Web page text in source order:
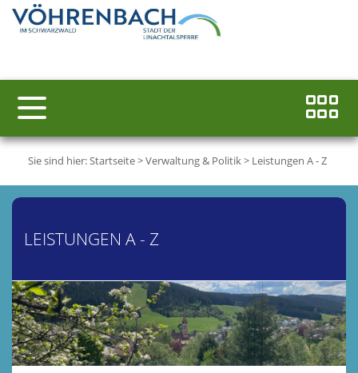
Sie sind hier:Startseite>Verwaltung & Politik> Leistungen A - Z
LEISTUNGEN A - Z